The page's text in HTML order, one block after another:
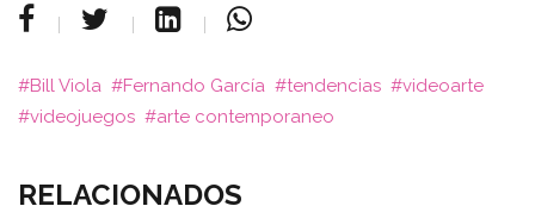
Bill Viola Fernando García tendencias
videoarte
videojuegos
arte contemporaneo
RELACIONADOS